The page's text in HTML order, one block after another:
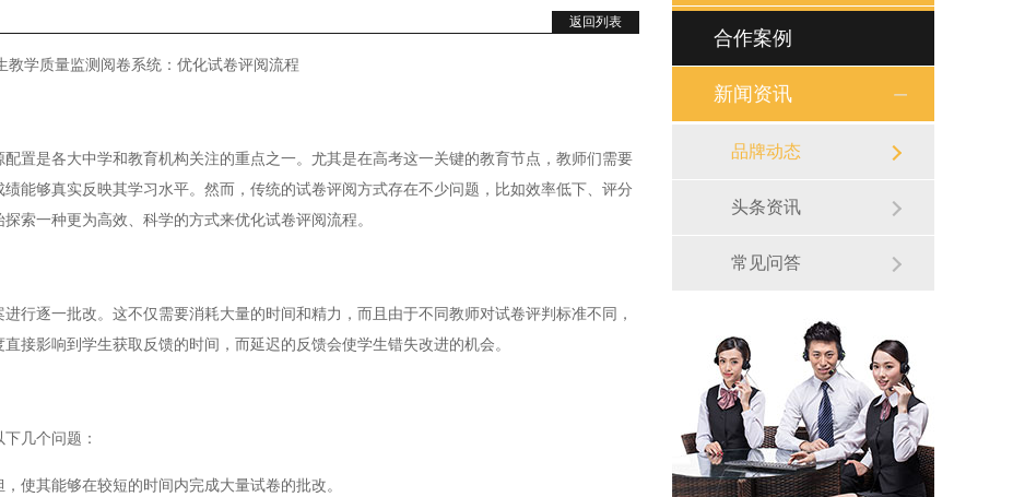
返回列表
教学质量监测阅卷系统：优化试卷评阅流程
是各大中学和教育机构关注的重点之一。尤其是在高考这一关键的教育节点，教师们需要
能够真实反映其学习水平。然而，传统的试卷评阅方式存在不少问题，比如效率低下、评分
索一种更为高效、科学的方式来优化试卷评阅流程。
逐一批改。这不仅需要消耗大量的时间和精力，而且由于不同教师对试卷评判标准不同，
接影响到学生获取反馈的时间，而延迟的反馈会使学生错失改进的机会。
几个问题：
其能够在较短的时间内完成大量试卷的批改。
合作案例
新闻资讯
品牌动态
头条资讯
常见问答